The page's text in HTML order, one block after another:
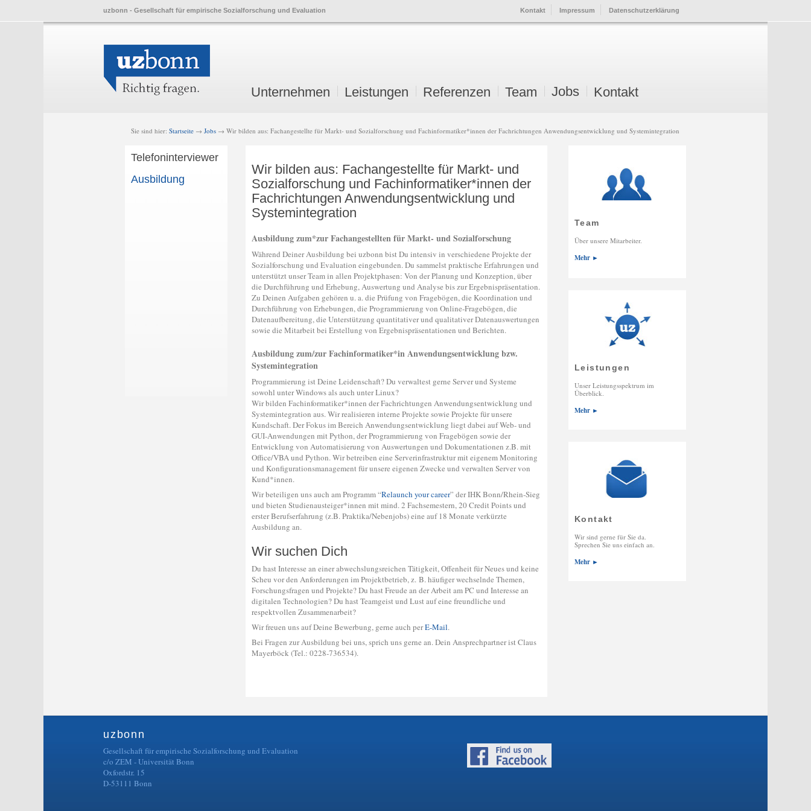
uzbonn - Gesellschaft für empirische Sozialforschung und Evaluation Kontakt Impressum Datenschutzerklärung
Skip
content
Skip
content
Unternehmen Leistungen Referenzen Team Jobs Kontakt
Sie sind hier: Startseite → Jobs → Wir bilden aus: Fachangestellte für Markt- und Sozialforschung und Fachinformatiker*innen der Fachrichtungen Anwendungsentwicklung und Systemintegration
Telefoninterviewer
Ausbildung
Wir bilden aus: Fachangestellte für Markt- und
Sozialforschung und Fachinformatiker*innen der
Fachrichtungen Anwendungsentwicklung und
Systemintegration
Ausbildung zum*zur Fachangestellten für Markt- und Sozialforschung
Während Deiner Ausbildung bei uzbonn bist Du intensiv in verschiedene Projekte der
Sozialforschung und Evaluation eingebunden. Du sammelst praktische Erfahrungen und
unterstützt unser Team in allen Projektphasen: Von der Planung und Konzeption, über
die Durchführung und Erhebung, Auswertung und Analyse bis zur Ergebnispräsentation.
Zu Deinen Aufgaben gehören u. a. die Prüfung von Fragebögen, die Koordination und
Durchführung von Erhebungen, die Programmierung von Online-Fragebögen, die
Datenaufbereitung, die Unterstützung quantitativer und qualitativer Datenauswertungen
sowie die Mitarbeit bei Erstellung von Ergebnispräsentationen und Berichten.
Ausbildung zum/zur Fachinformatiker*in Anwendungsentwicklung bzw.
Systemintegration
Programmierung ist Deine Leidenschaft? Du verwaltest gerne Server und Systeme
sowohl unter Windows als auch unter Linux?
Wir bilden Fachinformatiker*innen der Fachrichtungen Anwendungsentwicklung und
Systemintegration aus. Wir realisieren interne Projekte sowie Projekte für unsere
Kundschaft. Der Fokus im Bereich Anwendungsentwicklung liegt dabei auf Web- und
GUI-Anwendungen mit Python, der Programmierung von Fragebögen sowie der
Entwicklung von Automatisierung von Auswertungen und Dokumentationen z.B. mit
Office/VBA und Python. Wir betreiben eine Serverinfrastruktur mit eigenem Monitoring
und Konfigurationsmanagement für unsere eigenen Zwecke und verwalten Server von
Kund*innen.
Wir beteiligen uns auch am Programm “Relaunch your career” der IHK Bonn/Rhein-Sieg
und bieten Studienausteiger*innen mit mind. 2 Fachsemestern, 20 Credit Points und
erster Berufserfahrung (z.B. Praktika/Nebenjobs) eine auf 18 Monate verkürzte
Ausbildung an.
Wir suchen Dich
Du hast Interesse an einer abwechslungsreichen Tätigkeit, Offenheit für Neues und keine
Scheu vor den Anforderungen im Projektbetrieb, z. B. häufiger wechselnde Themen,
Forschungsfragen und Projekte? Du hast Freude an der Arbeit am PC und Interesse an
digitalen Technologien? Du hast Teamgeist und Lust auf eine freundliche und
respektvollen Zusammenarbeit?
Wir freuen uns auf Deine Bewerbung, gerne auch perE-Mail.
Bei Fragen zur Ausbildung bei uns, sprich uns gerne an. Dein Ansprechpartner ist Claus
Mayerböck (Tel.: 0228-736534).
Team
Über unsere Mitarbeiter.
Mehr ►
Leistungen
Unser Leistungsspektrum im
Überblick.
Mehr ►
Kontakt
Wir sind gerne für Sie da.
Sprechen Sie uns einfach an.
Mehr ►
uzbonn
Gesellschaft für empirische Sozialforschung und Evaluation
c/o ZEM - Universität Bonn
Oxfordstr. 15
D-53111 Bonn